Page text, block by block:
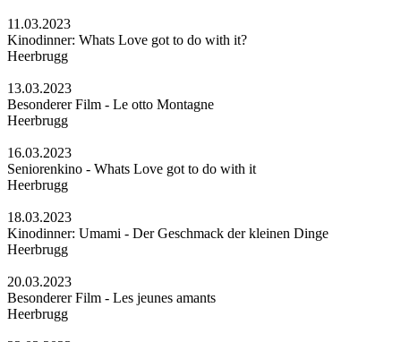
11.03.2023
Kinodinner: Whats Love got to do with it?
Heerbrugg
13.03.2023
Besonderer Film - Le otto Montagne
Heerbrugg
16.03.2023
Seniorenkino - Whats Love got to do with it
Heerbrugg
18.03.2023
Kinodinner: Umami - Der Geschmack der kleinen Dinge
Heerbrugg
20.03.2023
Besonderer Film - Les jeunes amants
Heerbrugg